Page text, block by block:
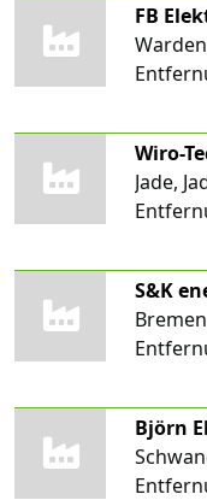
FB
Wiro-
Jade,